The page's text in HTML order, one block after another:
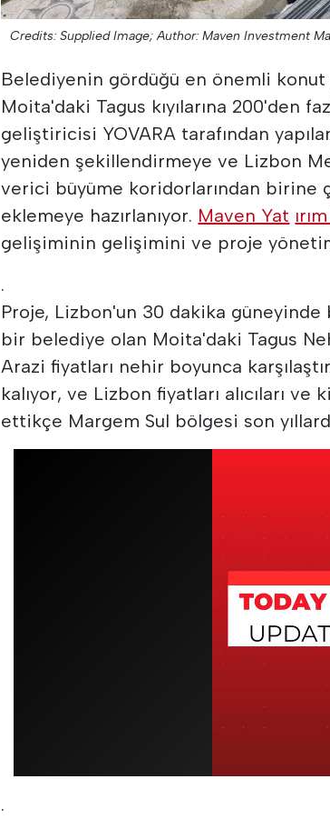
Credits: Supplied Image; Author: Maven Investment
Belediyenin gördüğü en önemli konut
Moita'daki Tagus kıyılarına 200'den
geliştiricisi YOVARA tarafından
yeniden şekillendirmeye ve Lizbon
verici büyüme koridorlarından birine
eklemeye hazırlanıyor. Maven Yat
gelişiminin gelişimini ve proje
.
Proje, Lizbon'un 30 dakika güneyinde
bir belediye olan Moita'daki Tagus
Arazi fiyatları nehir boyunca
kalıyor, ve Lizbon fiyatları alıcıları ve
ettikçe Margem Sul bölgesi son
.